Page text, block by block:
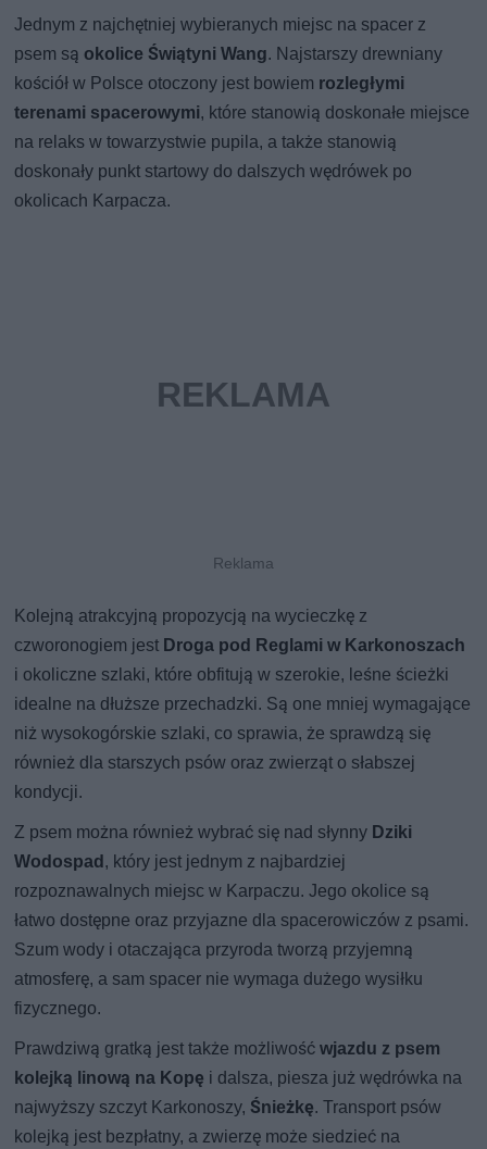
Jednym z najchętniej wybieranych miejsc na spacer z
psem są okolice Świątyni Wang. Najstarszy drewniany
kościół w Polsce otoczony jest bowiem rozległymi
terenami spacerowymi, które stanowią doskonałe miejsce
na relaks w towarzystwie pupila, a także stanowią
doskonały punkt startowy do dalszych wędrówek po
okolicach Karpacza.
Kolejną atrakcyjną propozycją na wycieczkę z
czworonogiem jest Droga pod Reglami w Karkonoszach
i okoliczne szlaki, które obfitują w szerokie, leśne ścieżki
idealne na dłuższe przechadzki. Są one mniej wymagające
niż wysokogórskie szlaki, co sprawia, że sprawdzą się
również dla starszych psów oraz zwierząt o słabszej
kondycji.
Z psem można również wybrać się nad słynny Dziki
Wodospad , który jest jednym z najbardziej
rozpoznawalnych miejsc w Karpaczu. Jego okolice są
łatwo dostępne oraz przyjazne dla spacerowiczów z psami.
Szum wody i otaczająca przyroda tworzą przyjemną
atmosferę, a sam spacer nie wymaga dużego wysiłku
fizycznego.
Prawdziwą gratką jest także możliwośćwjazdu z psem
kolejką linową na Kopę i dalsza, piesza już wędrówka na
najwyższy szczyt Karkonoszy, Śnieżkę. Transport psów
kolejką jest bezpłatny, a zwierzę może siedzieć na